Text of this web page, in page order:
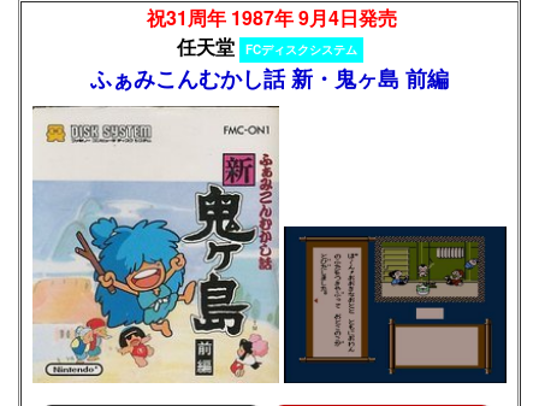
祝31周年 1987年 9月4日発売
任天堂
FCディスクシステム
ふぁみこんむかし話 新・鬼ヶ島 前編